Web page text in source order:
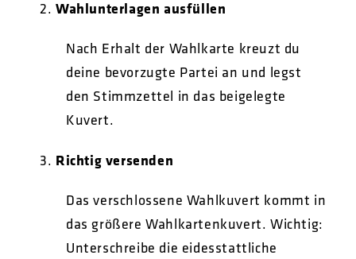
Wahlunterlagen ausfüllen
Nach Erhalt der Wahlkarte kreuzt du
deine bevorzugte Partei an und legst
den Stimmzettel in das beigelegte
Kuvert.
Richtig versenden
Das verschlossene Wahlkuvert kommt in
das größere Wahlkartenkuvert. Wichtig:
Unterschreibe die eidesstattliche